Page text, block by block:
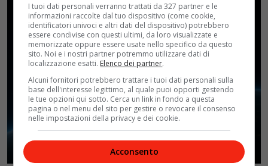
I tuoi dati personali verranno trattati da 327 partner e le
informazioni raccolte dal tuo dispositivo (come cookie,
identificatori univoci e altri dati del dispositivo) potrebbero
essere condivise con questi ultimi, da loro visualizzate e
memorizzate oppure essere usate nello specifico da questo
sito. Noi e i nostri partner potremmo utilizzare dati di
localizzazione esatti. Elenco dei partner.
Alcuni fornitori potrebbero trattare i tuoi dati personali sulla
base dell'interesse legittimo, al quale puoi opporti gestendo
le tue opzioni qui sotto. Cerca un link in fondo a questa
pagina o nel menu del sito per gestire o revocare il consenso
nelle impostazioni della privacy e dei cookie.
Acconsento